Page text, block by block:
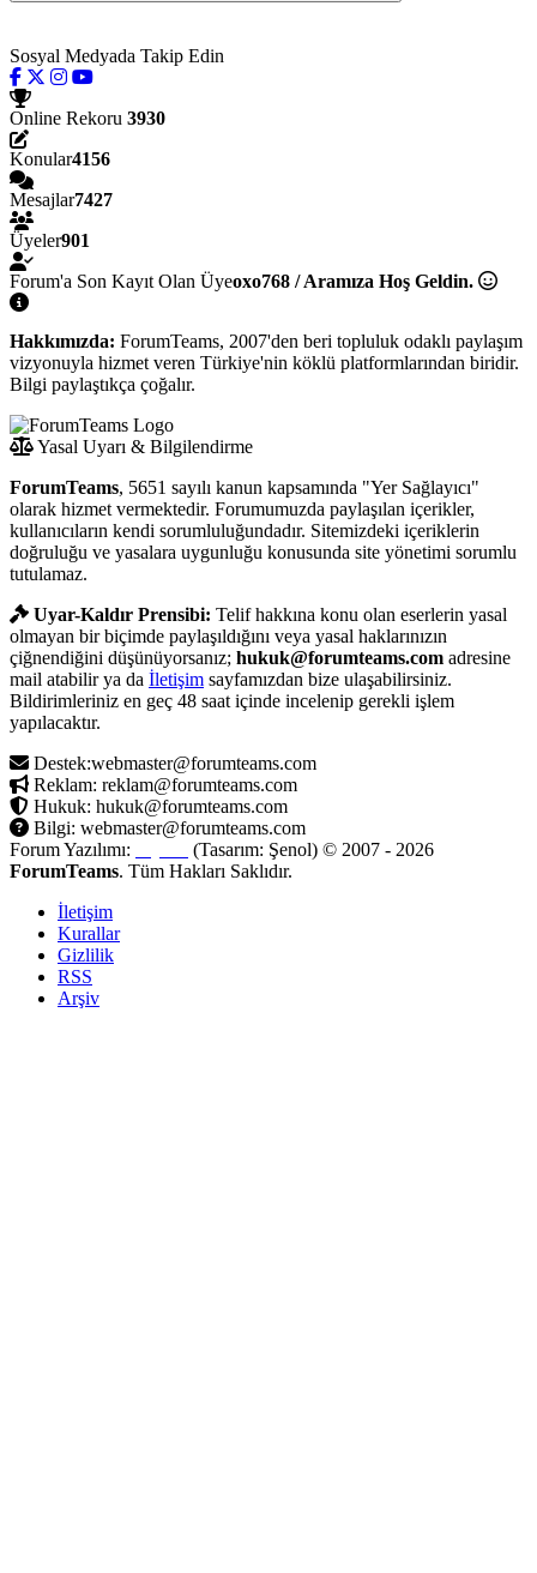
Sosyal Medyada Takip Edin
Online Rekoru 3930
Konular4156
Mesajlar7427
Üyeler901
Forum'a Son Kayıt Olan Üyeoxo768 / Aramıza Hoş Geldin.
Hakkımızda: ForumTeams, 2007'den beri topluluk odaklı paylaşım
vizyonuyla hizmet veren Türkiye'nin köklü platformlarından biridir.
Bilgi paylaştıkça çoğalır.
Yasal Uyarı & Bilgilendirme
ForumTeams, 5651 sayılı kanun kapsamında "Yer Sağlayıcı"
olarak hizmet vermektedir. Forumumuzda paylaşılan içerikler,
kullanıcıların kendi sorumluluğundadır. Sitemizdeki içeriklerin
doğruluğu ve yasalara uygunluğu konusunda site yönetimi sorumlu
tutulamaz.
Uyar-Kaldır Prensibi: Telif hakkına konu olan eserlerin yasal
olmayan bir biçimde paylaşıldığını veya yasal haklarınızın
çiğnendiğini düşünüyorsanız; hukuk@forumteams.com adresine
mail atabilir ya da İletişim sayfamızdan bize ulaşabilirsiniz.
Bildirimleriniz en geç 48 saat içinde incelenip gerekli işlem
yapılacaktır.
Destek:webmaster@forumteams.com
Reklam: reklam@forumteams.com
Hukuk: hukuk@forumteams.com
Bilgi: webmaster@forumteams.com
Forum Yazılımı:
(Tasarım: Şenol) © 2007 - 2026
ForumTeams. Tüm Hakları Saklıdır.
İletişim
Kurallar
Gizlilik
RSS
Arşiv